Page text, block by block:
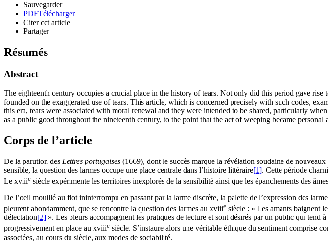
Sauvegarder
PDFTélécharger
Citer cet article
Partager
Résumés
Abstract
The eighteenth century occupies a crucial place in the history of tears. Not only did this period gave rise
founded on the exaggerated use of tears. This article, which is concerned precisely with such codes,
this era, tears were associated with moral renewal and they were intended to be shared, particularly
as a public good throughout the nineteenth century, to the point that the act of weeping became
Corps de l’article
De la parution des Lettres portugaises (1669), dont le succès marque la révélation soudaine de nouveaux
sensible, la question des larmes occupe une place centrale dans l’histoire littéraire[1]. Cette période
Le xviiie siècle expérimente les territoires inexplorés de la sensibilité ainsi que les épanchements des
De l’oeil mouillé au flot ininterrompu en passant par la larme discrète, la palette de l’expression des
pleurent abondamment, que se rencontre la question des larmes au xviiie siècle : « Les amants baignent
délectation[2] ». Les pleurs accompagnent les pratiques de lecture et sont désirés par un public qui tend
progressivement en place au xviiie siècle. S’instaure alors une véritable éthique du sentiment comprise
associées, au cours du siècle, aux modes de sociabilité.